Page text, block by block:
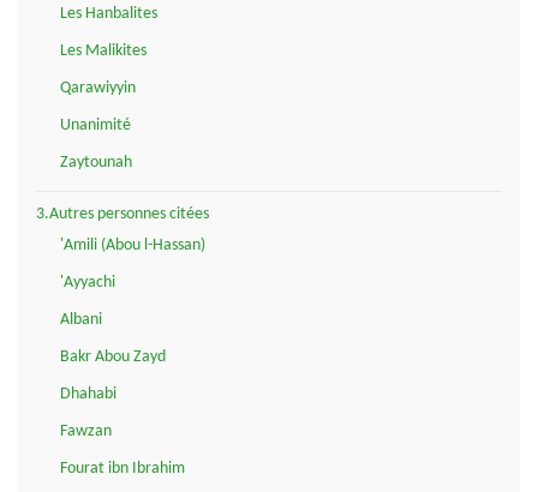
Les Hanbalites
Les Malikites
Qarawiyyin
Unanimité
Zaytounah
3.Autres personnes citées
'Amili (Abou l-Hassan)
'Ayyachi
Albani
Bakr Abou Zayd
Dhahabi
Fawzan
Fourat ibn Ibrahim